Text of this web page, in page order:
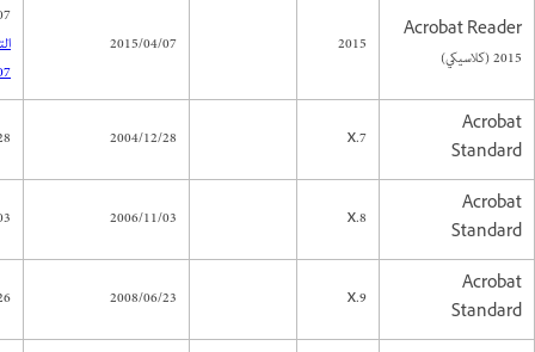
Acrobat Reader
2015 (كلاسيكي)
2015
2015/04/07
(
Acrobat
Standard
7.x
2004/12/28
Acrobat
Standard
8.x
2006/11/03
Acrobat
Standard
9.x
2008/06/23